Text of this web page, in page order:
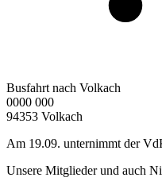
Busfahrt nach Volkach
0000 000
94353 Volkach
Am 19.09. unternimmt der
Unsere Mitglieder und auch